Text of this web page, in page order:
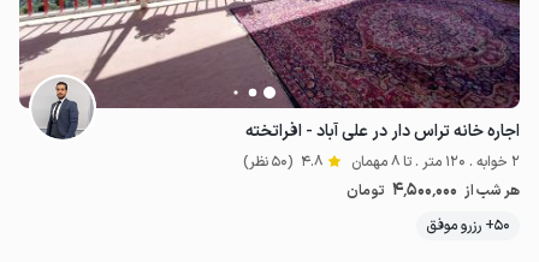
اجاره خانه تراس دار در علی آباد - افراتخته
2 خوابه . 120 متر . تا 8 مهمان 4.8 (50 نظر)
هر شب از 4٬500٬000 تومان
50+ رزرو موفق